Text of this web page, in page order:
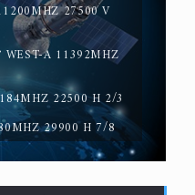
حقيقة المسيح الدجال
27500 V
WEST-A 11392MHZ
22500 H 2/3
29900 H 7/8